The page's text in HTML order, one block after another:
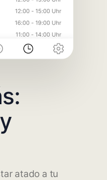
atado a tu